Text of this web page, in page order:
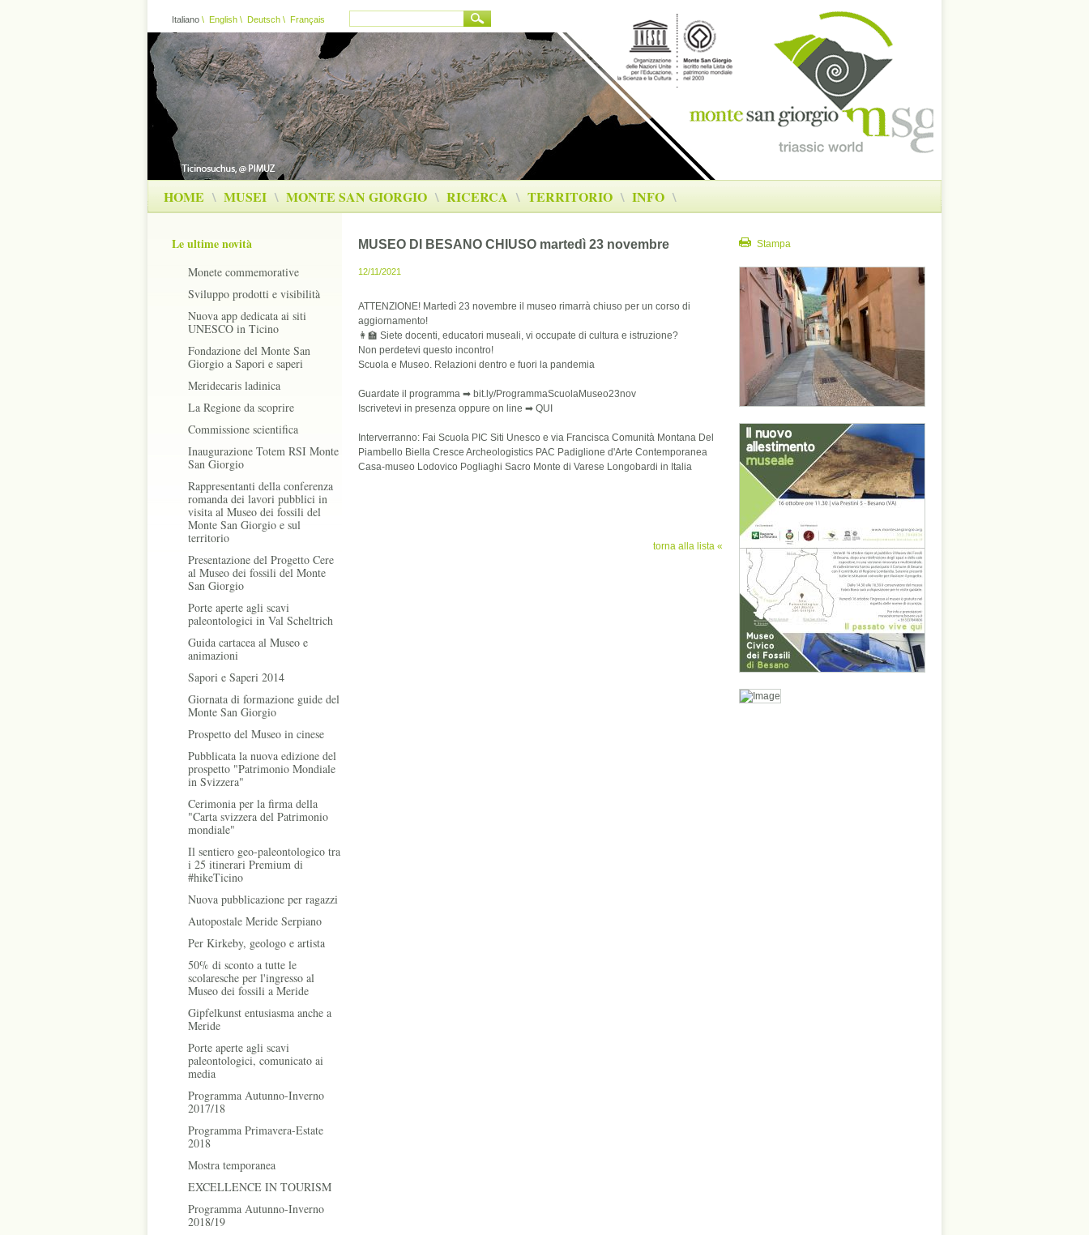
Italiano \ English \ Deutsch \ Français
HOME \ MUSEI \ MONTE SAN GIORGIO \ RICERCA \ TERRITORIO \ INFO \
Le ultime novità
Monete commemorative
Sviluppo prodotti e visibilità
Nuova app dedicata ai siti
UNESCO in Ticino
Fondazione del Monte San
Giorgio a Sapori e saperi
Meridecaris ladinica
La Regione da scoprire
Commissione scientifica
Inaugurazione Totem RSI Monte
San Giorgio
Rappresentanti della conferenza
romanda dei lavori pubblici in
visita al Museo dei fossili del
Monte San Giorgio e sul
territorio
Presentazione del Progetto Cere
al Museo dei fossili del Monte
San Giorgio
Porte aperte agli scavi
paleontologici in Val Scheltrich
Guida cartacea al Museo e
animazioni
Sapori e Saperi 2014
Giornata di formazione guide del
Monte San Giorgio
Prospetto del Museo in cinese
Pubblicata la nuova edizione del
prospetto "Patrimonio Mondiale
in Svizzera"
Cerimonia per la firma della
"Carta svizzera del Patrimonio
mondiale"
Il sentiero geo-paleontologico tra
i 25 itinerari Premium di
#hikeTicino
Nuova pubblicazione per ragazzi
Autopostale Meride Serpiano
Per Kirkeby, geologo e artista
50% di sconto a tutte le
scolaresche per l'ingresso al
Museo dei fossili a Meride
Gipfelkunst entusiasma anche a
Meride
Porte aperte agli scavi
paleontologici, comunicato ai
media
Programma Autunno-Inverno
2017/18
Programma Primavera-Estate
2018
Mostra temporanea
EXCELLENCE IN TOURISM
Programma Autunno-Inverno
2018/19
MUSEO DI BESANO CHIUSO martedì 23 novembre
12/11/2021
ATTENZIONE! Martedì 23 novembre il museo rimarrà chiuso per un corso di
aggiornamento!
👩‍🏫 Siete docenti, educatori museali, vi occupate di cultura e istruzione?
Non perdetevi questo incontro!
Scuola e Museo. Relazioni dentro e fuori la pandemia
Guardate il programma ➡ bit.ly/ProgrammaScuolaMuseo23nov
Iscrivetevi in presenza oppure on line ➡ QUI
Interverranno: Fai Scuola PIC Siti Unesco e via Francisca Comunità Montana Del
Piambello Biella Cresce Archeologistics PAC Padiglione d'Arte Contemporanea
Casa-museo Lodovico Pogliaghi Sacro Monte di Varese Longobardi in Italia
torna alla lista «
Stampa